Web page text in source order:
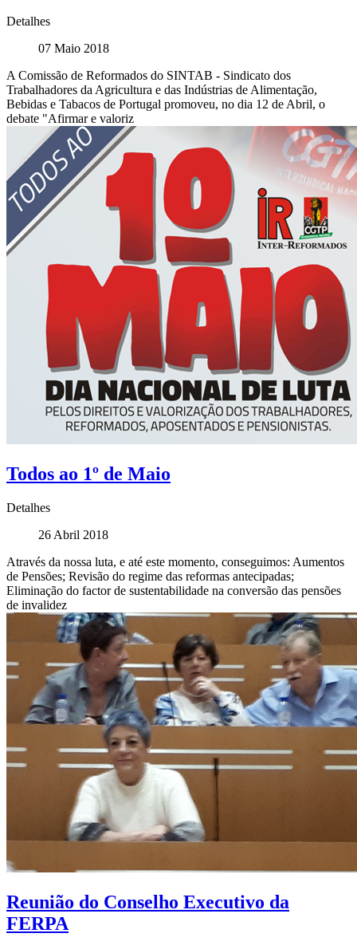
Detalhes
07 Maio 2018
A Comissão de Reformados do SINTAB - Sindicato dos
Trabalhadores da Agricultura e das Indústrias de Alimentação,
Bebidas e Tabacos de Portugal promoveu, no dia 12 de Abril, o
debate "Afirmar e valoriz
Todos ao 1º de Maio
Detalhes
26 Abril 2018
Através da nossa luta, e até este momento, conseguimos: Aumentos
de Pensões; Revisão do regime das reformas antecipadas;
Eliminação do factor de sustentabilidade na conversão das pensões
de invalidez
Reunião do Conselho Executivo da
FERPA